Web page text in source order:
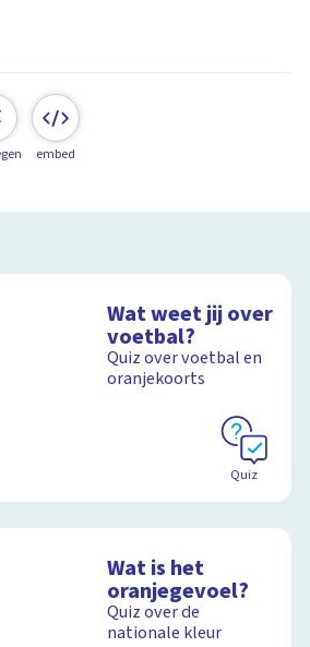
embed
Wat weet jij over
voetbal?
Quiz over voetbal en
oranjekoorts
Quiz
Wat is het
oranjegevoel?
Quiz over de
nationale kleur